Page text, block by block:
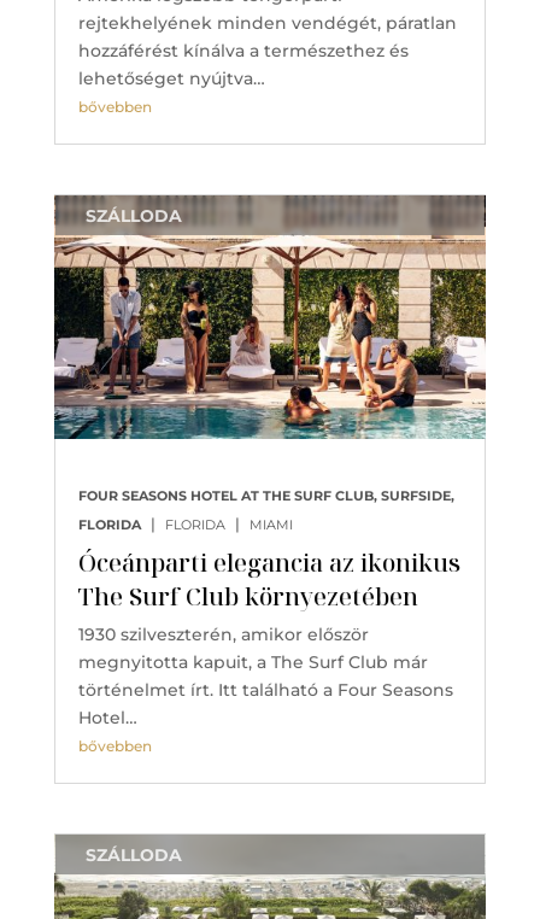
rejtekhelyének minden vendégét, páratlan
hozzáférést kínálva a természethez és
lehetőséget nyújtva…
bővebben
Óceánparti elegancia az ikonikus
The Surf Club környezetében
FOUR SEASONS HOTEL AT THE SURF CLUB, SURFSIDE,
FLORIDA
| FLORIDA | MIAMI
SZÁLLODA
1930 szilveszterén, amikor először
megnyitotta kapuit, a The Surf Club már
történelmet írt. Itt található a Four Seasons
Hotel…
bővebben
SZÁLLODA